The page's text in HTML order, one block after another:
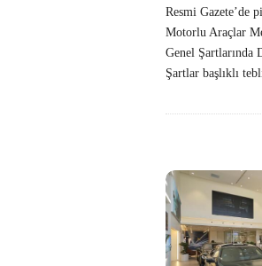
Resmi Gazete’de
Motorlu Araçlar
Genel Şartlarında
Şartlar başlıklı